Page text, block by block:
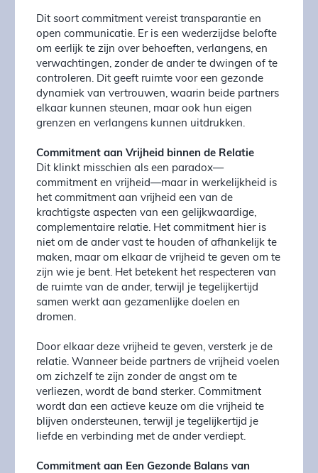
Dit soort commitment vereist transparantie en
open communicatie. Er is een wederzijdse belofte
om eerlijk te zijn over behoeften, verlangens, en
verwachtingen, zonder de ander te dwingen of te
controleren. Dit geeft ruimte voor een gezonde
dynamiek van vertrouwen, waarin beide partners
elkaar kunnen steunen, maar ook hun eigen
grenzen en verlangens kunnen uitdrukken.
Commitment aan Vrijheid binnen de Relatie
Dit klinkt misschien als een paradox—
commitment en vrijheid—maar in werkelijkheid is
het commitment aan vrijheid een van de
krachtigste aspecten van een gelijkwaardige,
complementaire relatie. Het commitment hier is
niet om de ander vast te houden of afhankelijk te
maken, maar om elkaar de vrijheid te geven om te
zijn wie je bent. Het betekent het respecteren van
de ruimte van de ander, terwijl je tegelijkertijd
samen werkt aan gezamenlijke doelen en
dromen.
Door elkaar deze vrijheid te geven, versterk je de
relatie. Wanneer beide partners de vrijheid voelen
om zichzelf te zijn zonder de angst om te
verliezen, wordt de band sterker. Commitment
wordt dan een actieve keuze om die vrijheid te
blijven ondersteunen, terwijl je tegelijkertijd je
liefde en verbinding met de ander verdiept.
Commitment aan Een Gezonde Balans van